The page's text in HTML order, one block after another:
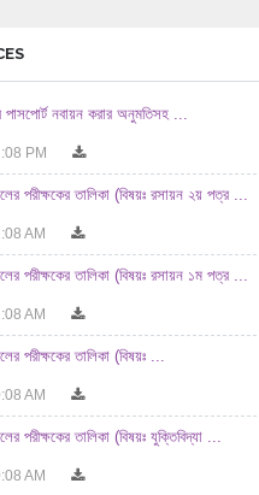
পাসপোর্ট নবায়ন করার অনুমতিসহ ...
PM
পরীক্ষকের তালিকা (বিষয়ঃ রসায়ন ২য় পত্র ...
AM
পরীক্ষকের তালিকা (বিষয়ঃ রসায়ন ১ম পত্র ...
AM
পরীক্ষকের তালিকা (বিষয়ঃ ...
AM
পরীক্ষকের তালিকা (বিষয়ঃ যুক্তিবিদ্যা ...
AM